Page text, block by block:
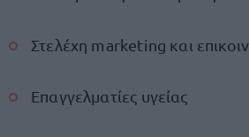
Στελέχη marketing και
Επαγγελματίες υγείας